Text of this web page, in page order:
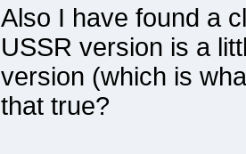
Also I have found a
USSR version is a
version (which is
that true?